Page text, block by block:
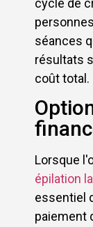
cycle de
séances
résultats
coût total.
Lorsque
épilation
essentiel
paiement